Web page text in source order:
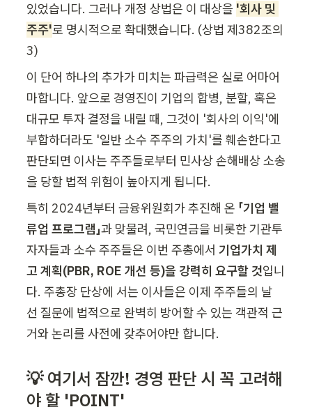
있었습니다. 그러나 개정 상법은 이 대상을 '회사 및
주주'로 명시적으로 확대했습니다. (상법 제382조의
3)
이 단어 하나의 추가가 미치는 파급력은 실로 어마어
마합니다. 앞으로 경영진이 기업의 합병, 분할, 혹은
대규모 투자 결정을 내릴 때, 그것이 '회사의 이익'에
부합하더라도 '일반 소수 주주의 가치'를 훼손한다고
판단되면 이사는 주주들로부터 민사상 손해배상 소송
을 당할 법적 위험이 높아지게 됩니다.
특히 2024년부터 금융위원회가 추진해 온 「기업 밸
류업 프로그램」과 맞물려, 국민연금을 비롯한 기관투
자자들과 소수 주주들은 이번 주총에서 기업가치 제
고 계획(PBR, ROE 개선 등)을 강력히 요구할 것입니
다. 주총장 단상에 서는 이사들은 이제 주주들의 날
선 질문에 법적으로 완벽히 방어할 수 있는 객관적 근
거와 논리를 사전에 갖추어야만 합니다.
💡 여기서 잠깐! 경영 판단 시 꼭 고려해
야 할 'POINT'